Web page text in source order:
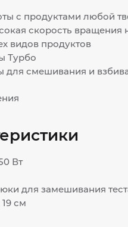
с продуктами любой
скорость вращения
видов продуктов
Турбо
для смешивания и
Вт
для замешивания
см